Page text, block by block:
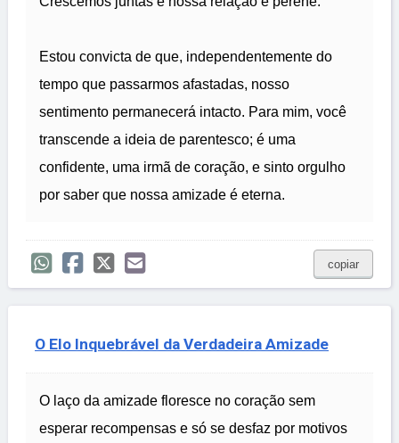
Estou convicta de que, independentemente do
tempo que passarmos afastadas, nosso
sentimento permanecerá intacto. Para mim, você
transcende a ideia de parentesco; é uma
confidente, uma irmã de coração, e sinto orgulho
por saber que nossa amizade é eterna.
copiar
O Elo Inquebrável da Verdadeira Amizade
O laço da amizade floresce no coração sem
esperar recompensas e só se desfaz por motivos